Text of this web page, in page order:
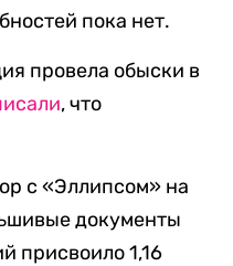
пока нет.
провела обыски в
, что
с «Эллипсом» на
документы
присвоило 1,16